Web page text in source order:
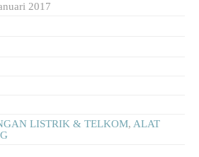
2017
LISTRIK & TELKOM, ALAT